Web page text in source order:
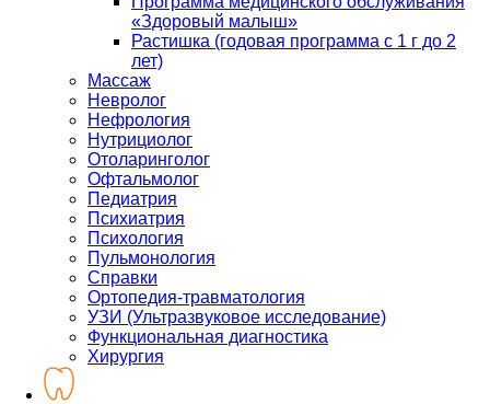
«Здоровый малыш»
Растишка (годовая программа с 1 г до 2
лет)
Массаж
Невролог
Нефрология
Нутрициолог
Отоларинголог
Офтальмолог
Педиатрия
Психиатрия
Психология
Пульмонология
Справки
Ортопедия-травматология
УЗИ (Ультразвуковое исследование)
Функциональная диагностика
Хирургия